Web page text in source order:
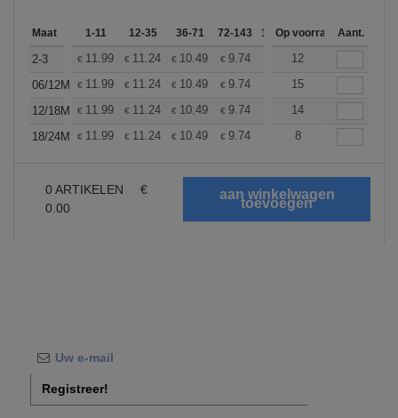
Maat 1-11 12-35 36-71 72-143 144-287 288 + Meer
Op voorraadAant.
2-3 € 11.99 € 11.24 € 10.49 € 9.74 8.9912
06/12M
€ 11.99 € 11.24 € 10.49 € 9.74 8.9915
12/18M
€ 11.99 € 11.24 € 10.49 € 9.74 8.9914
18/24M
€ 11.99 € 11.24 € 10.49 € 9.74 8.998
0 ARTIKELEN
€
0.00
Registreer!